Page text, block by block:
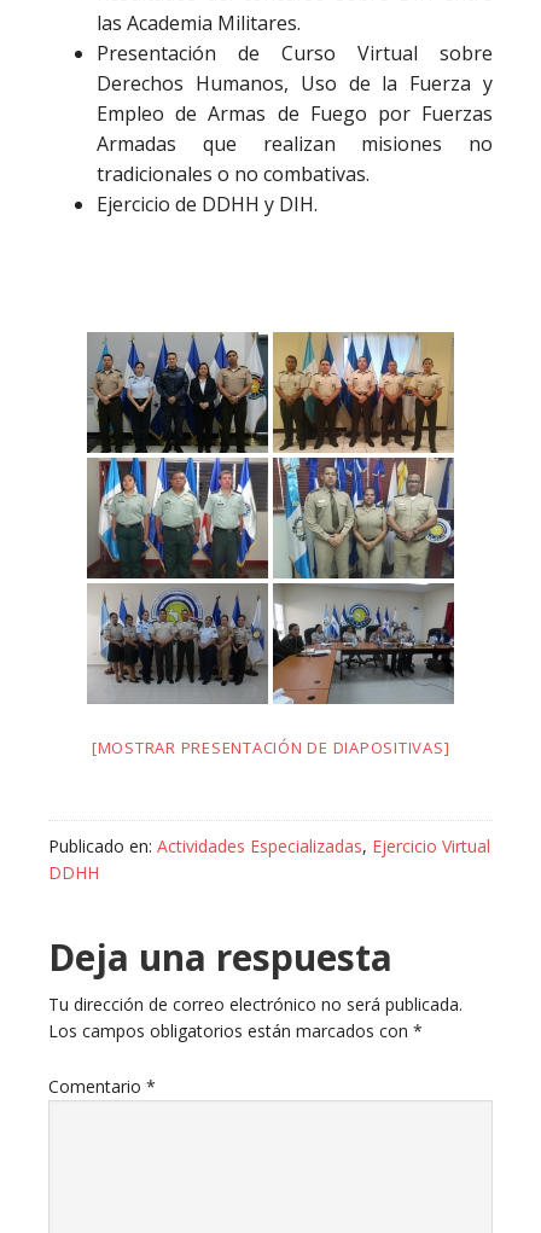
las Academia Militares.
Presentación de Curso Virtual sobre
Derechos Humanos, Uso de la Fuerza y
Empleo de Armas de Fuego por Fuerzas
Armadas que realizan misiones no
tradicionales o no combativas.
Ejercicio de DDHH y DIH.
[MOSTRAR PRESENTACIÓN DE DIAPOSITIVAS]
Publicado en: Actividades Especializadas, Ejercicio Virtual
DDHH
Deja una respuesta
Tu dirección de correo electrónico no será publicada.
Los campos obligatorios están marcados con *
Comentario *